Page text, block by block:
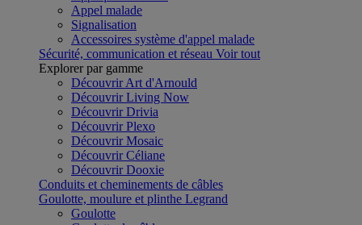
Appel malade
Signalisation
Accessoires système d'appel malade
Sécurité, communication et réseau Voir tout
Explorer par gamme
Découvrir Art d'Arnould
Découvrir Living Now
Découvrir Drivia
Découvrir Plexo
Découvrir Mosaic
Découvrir Céliane
Découvrir Dooxie
Conduits et cheminements de câbles
Goulotte, moulure et plinthe Legrand
Goulotte